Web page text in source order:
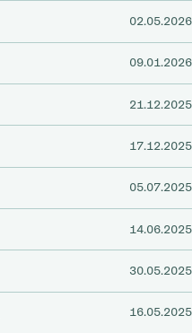
02.05.2026
09.01.2026
21.12.2025
17.12.2025
05.07.2025
14.06.2025
30.05.2025
16.05.2025